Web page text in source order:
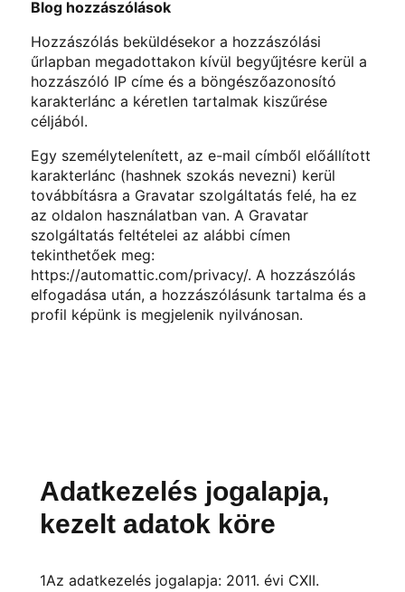
Blog hozzászólások
Hozzászólás beküldésekor a hozzászólási
űrlapban megadottakon kívül begyűjtésre kerül a
hozzászóló IP címe és a böngészőazonosító
karakterlánc a kéretlen tartalmak kiszűrése
céljából.
Egy személytelenített, az e-mail címből előállított
karakterlánc (hashnek szokás nevezni) kerül
továbbításra a Gravatar szolgáltatás felé, ha ez
az oldalon használatban van. A Gravatar
szolgáltatás feltételei az alábbi címen
tekinthetőek meg:
https://automattic.com/privacy/. A hozzászólás
elfogadása után, a hozzászólásunk tartalma és a
profil képünk is megjelenik nyilvánosan.
Adatkezelés jogalapja,
kezelt adatok köre
1Az adatkezelés jogalapja: 2011. évi CXII.